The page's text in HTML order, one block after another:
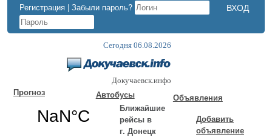
Регистрация | Забыли пароль?
Сегодня 06.08.2026
Докучаевск.инфо
Прогноз
Автобусы
Ближайшие
рейсы в
г. Донецк
Объявления
Добавить
объявление